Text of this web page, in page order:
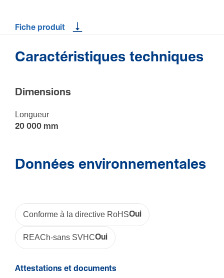
Fiche produit
Caractéristiques techniques
Dimen­sions
Longueur
20 000 mm
Données environnementales
Conforme à la directive RoHSOui
REACh-sans SVHCOui
Attestations et documents